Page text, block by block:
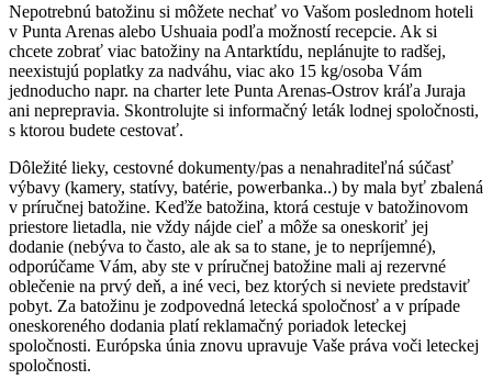
Nepotrebnú batožinu si môžete nechať vo Vašom poslednom hoteli
v Punta Arenas alebo Ushuaia podľa možností recepcie. Ak si
chcete zobrať viac batožiny na Antarktídu, neplánujte to radšej,
neexistujú poplatky za nadváhu, viac ako 15 kg/osoba Vám
jednoducho napr. na charter lete Punta Arenas-Ostrov kráľa Juraja
ani neprepravia. Skontrolujte si informačný leták lodnej spoločnosti,
s ktorou budete cestovať.
Dôležité lieky, cestovné dokumenty/pas a nenahraditeľná súčasť
výbavy (kamery, statívy, batérie, powerbanka..) by mala byť zbalená
v príručnej batožine. Keďže batožina, ktorá cestuje v batožinovom
priestore lietadla, nie vždy nájde cieľ a môže sa oneskoriť jej
dodanie (nebýva to často, ale ak sa to stane, je to nepríjemné),
odporúčame Vám, aby ste v príručnej batožine mali aj rezervné
oblečenie na prvý deň, a iné veci, bez ktorých si neviete predstaviť
pobyt. Za batožinu je zodpovedná letecká spoločnosť a v prípade
oneskoreného dodania platí reklamačný poriadok leteckej
spoločnosti. Európska únia znovu upravuje Vaše práva voči leteckej
spoločnosti.